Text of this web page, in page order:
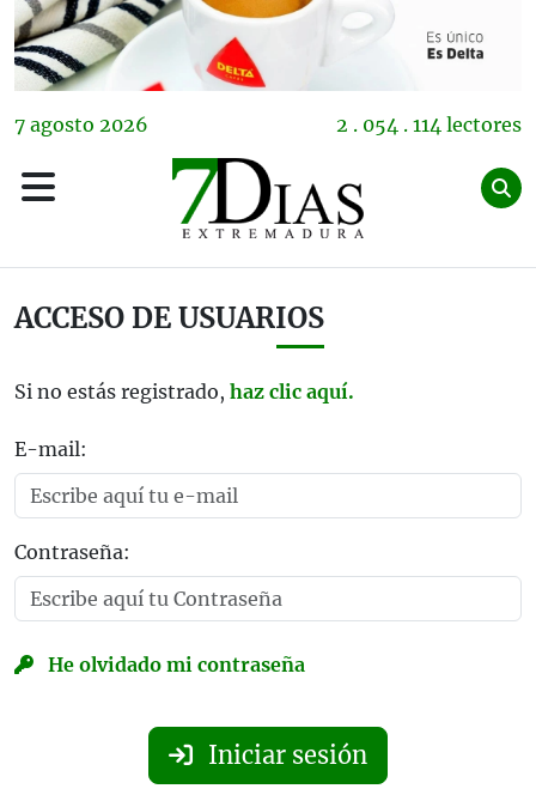
7 agosto 2026 2 . 054 . 114 lectores
ACCESO DE USUARIOS
Si no estás registrado, haz clic aquí.
E-mail:
Contraseña:
He olvidado mi contraseña
Iniciar sesión